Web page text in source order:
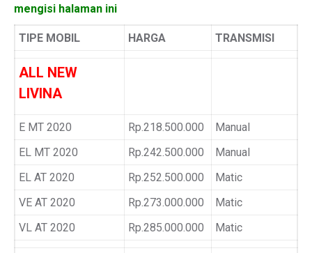
mengisi halaman ini
TIPE MOBIL HARGA TRANSMISI
ALL NEW
LIVINA
E MT 2020 Rp.218.500.000
Manual
EL MT 2020
Rp.242.500.000
Manual
EL AT 2020
Rp.252.500.000
Matic
VE AT 2020
Rp.273.000.000
Matic
VL AT 2020
Rp.285.000.000 Matic